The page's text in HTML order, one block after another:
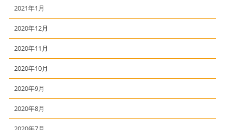
2021年1月
2020年12月
2020年11月
2020年10月
2020年9月
2020年8月